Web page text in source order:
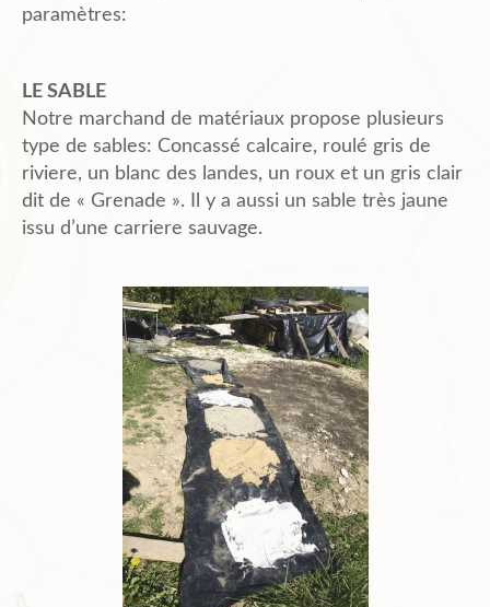
Contact
paramètres:
LE SABLE
Notre marchand de matériaux propose plusieurs
type de sables: Concassé calcaire, roulé gris de
riviere, un blanc des landes, un roux et un gris clair
dit de « Grenade ». Il y a aussi un sable très jaune
issu d’une carriere sauvage.